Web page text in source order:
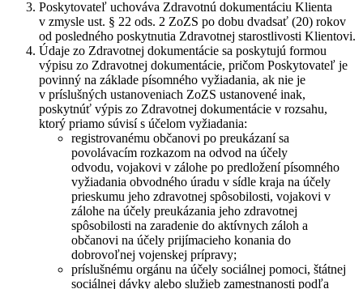
Poskytovateľ uchováva Zdravotnú dokumentáciu Klienta
v zmysle ust. § 22 ods. 2 ZoZS po dobu dvadsať (20) rokov
od posledného poskytnutia Zdravotnej starostlivosti Klientovi.
Údaje zo Zdravotnej dokumentácie sa poskytujú formou
výpisu zo Zdravotnej dokumentácie, pričom Poskytovateľ je
povinný na základe písomného vyžiadania, ak nie je
v príslušných ustanoveniach ZoZS ustanovené inak,
poskytnúť výpis zo Zdravotnej dokumentácie v rozsahu,
ktorý priamo súvisí s účelom vyžiadania:
registrovanému občanovi po preukázaní sa
povolávacím rozkazom na odvod na účely
odvodu, vojakovi v zálohe po predložení písomného
vyžiadania obvodného úradu v sídle kraja na účely
prieskumu jeho zdravotnej spôsobilosti, vojakovi v
zálohe na účely preukázania jeho zdravotnej
spôsobilosti na zaradenie do aktívnych záloh a
občanovi na účely prijímacieho konania do
dobrovoľnej vojenskej prípravy;
príslušnému orgánu na účely sociálnej pomoci, štátnej
sociálnej dávky alebo služieb zamestnanosti podľa